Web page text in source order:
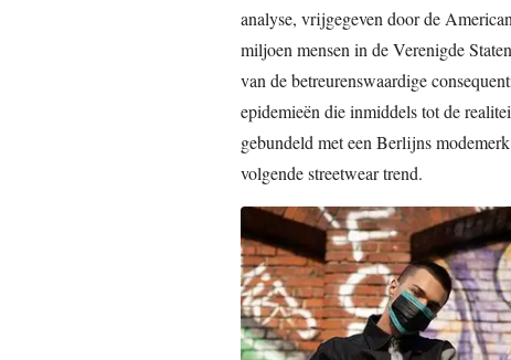
analyse, vrijgegeven door de
miljoen mensen in de Verenigde
van de betreurenswaardige
epidemieën die inmiddels tot de
gebundeld met een Berlijns
volgende streetwear trend.